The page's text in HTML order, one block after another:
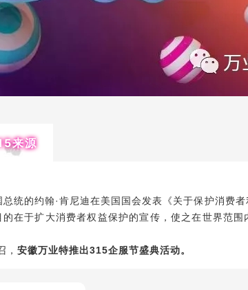
来源
总统的约翰·肯尼迪在美国国会发表《关于保护消费
在于扩大消费者权益保护的宣传，使之在世界范
， 安徽万业特推出315企服节盛典活动。